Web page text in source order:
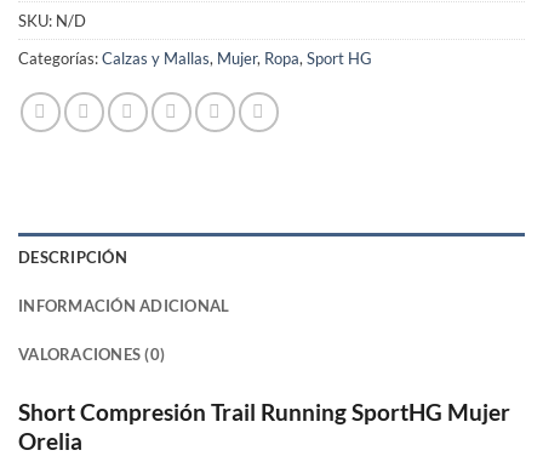
SKU: N/D
Categorías:Calzas y Mallas, Mujer, Ropa, Sport HG
DESCRIPCIÓN
INFORMACIÓN ADICIONAL
VALORACIONES (0)
Short Compresión Trail Running SportHG Mujer
Orelia